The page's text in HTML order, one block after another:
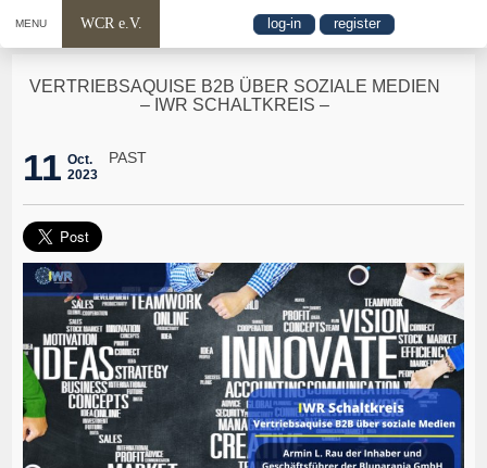
MENU WCR e.V. log-in register
VERTRIEBSAQUISE B2B ÜBER SOZIALE MEDIEN
– IWR SCHALTKREIS –
11 Oct.
2023
PAST